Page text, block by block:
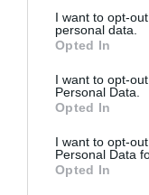
not limited to your
grant or deny
use your data for
consent section.
I want to opt-
personal data.
Opted In
I want to opt-
Personal Data.
Opted In
I want to opt-
Personal Data
Opted In
HASONLÓ